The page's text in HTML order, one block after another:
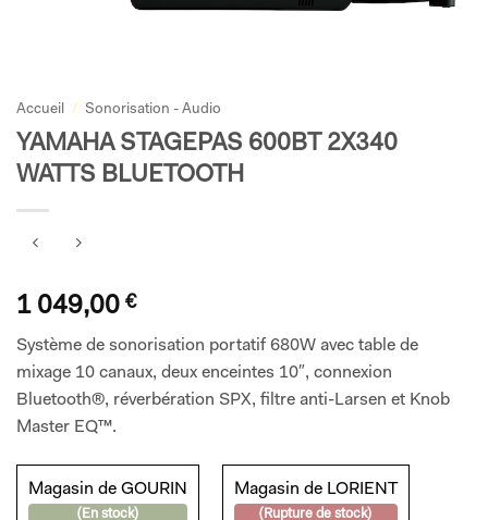
Accueil / Sonorisation - Audio
YAMAHA STAGEPAS 600BT 2X340
WATTS BLUETOOTH
1 049,00 €
Système de sonorisation portatif 680W avec table de
mixage 10 canaux, deux enceintes 10″, connexion
Bluetooth®, réverbération SPX, filtre anti-Larsen et Knob
Master EQ™.
Magasin de GOURIN
(En stock)
Magasin de LORIENT
(Rupture de stock)